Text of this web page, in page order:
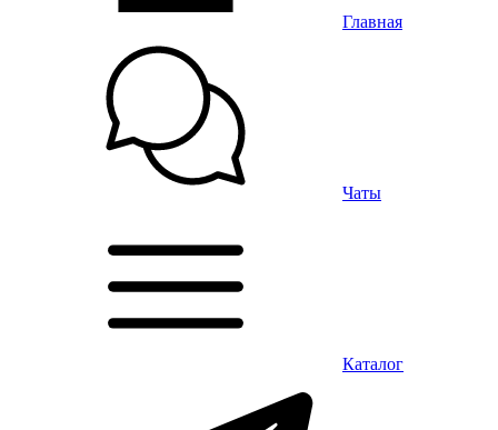
Главная
Чаты
Каталог